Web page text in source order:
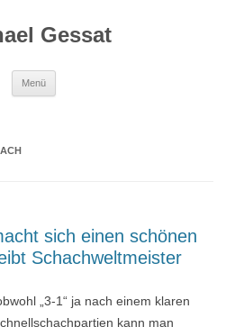
Gessat
Menü
sich einen schönen
Schachweltmeister
„3-1“ ja nach einem klaren
kann man